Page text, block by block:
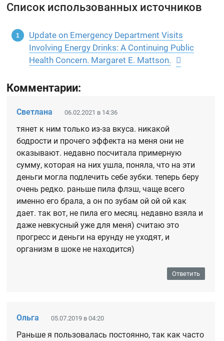
Список использованных источников
Update on Emergency Department Visits
Involving Energy Drinks: A Continuing Public
Health Concern. Margaret E. Mattson.
Комментарии:
Светлана 06.02.2021 в 14:36
тянет к ним только из-за вкуса. никакой
бодрости и прочего эффекта на меня они не
оказывают. недавно посчитала примерную
сумму, которая на них ушла, поняла, что на эти
деньги могла подлечить себе зубки. теперь беру
очень редко. раньше пила флэш, чаще всего
именно его брала, а он по зубам ой ой ой как
дает. так вот, не пила его месяц. недавно взяла и
даже невкусный уже для меня) считаю это
прогресс и деньги на ерунду не уходят, и
организм в шоке не находится)
Ответить
Ольга 05.07.2019 в 04:20
Раньше я пользовалась постоянно, так как часто